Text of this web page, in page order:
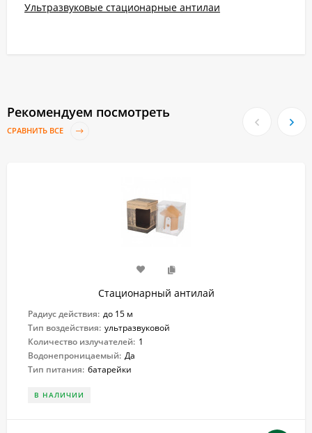
Ультразвуковые стационарные антилаи
Рекомендуем посмотреть
СРАВНИТЬ ВСЕ
Стационарный антилай
Радиус действия: до 15 м
Тип воздействия: ультразвуковой
Количество излучателей: 1
Водонепроницаемый: Да
Тип питания: батарейки
В НАЛИЧИИ